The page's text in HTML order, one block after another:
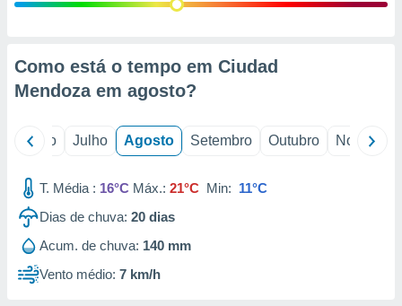
estudos
1199
Como está o tempo em Ciudad
Mendoza em agosto?
Junho Julho Agosto Setembro Outubro Novembro
T. Média : 16°C Máx.: 21°C Min: 11°C
Dias de chuva: 20 dias
Acum. de chuva: 140 mm
Vento médio: 7 km/h